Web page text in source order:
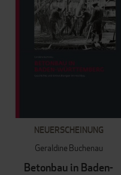
NEUERSCHEINUNG
Geraldine Buchenau
Betonbau in Baden-